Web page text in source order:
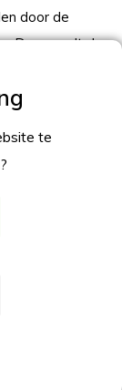
door de
Dan wordt de
hangend LED
juiste optie
print only.
te